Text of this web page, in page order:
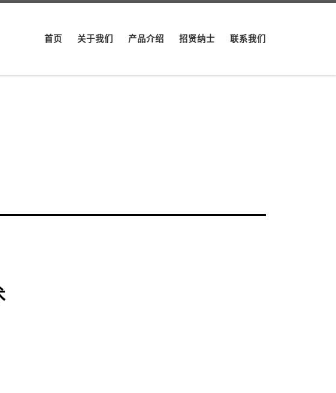
首页 关于我们 产品介绍 招贤纳士 联系我们